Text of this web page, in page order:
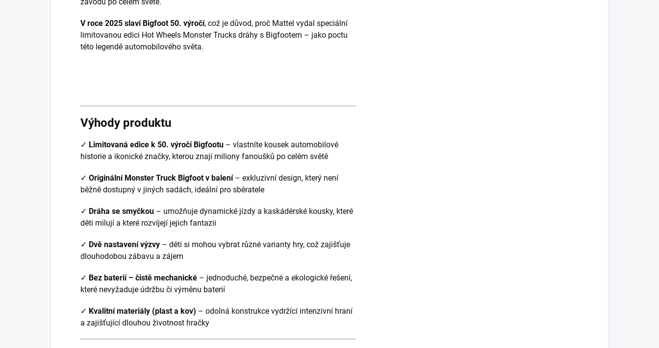
V roce 2025 slaví Bigfoot 50. výročí, což je důvod, proč Mattel vydal speciální
limitovanou edici Hot Wheels Monster Trucks dráhy s Bigfootem – jako poctu
této legendě automobilového světa.
Výhody produktu
✓ Limitovaná edice k 50. výročí Bigfootu – vlastníte kousek automobilové
historie a ikonické značky, kterou znají miliony fanoušků po celém světě
✓ Originální Monster Truck Bigfoot v balení – exkluzivní design, který není
běžně dostupný v jiných sadách, ideální pro sběratele
✓ Dráha se smyčkou – umožňuje dynamické jízdy a kaskádérské kousky, které
děti milují a které rozvíjejí jejich fantazii
✓ Dvě nastavení výzvy – děti si mohou vybrat různé varianty hry, což zajišťuje
dlouhodobou zábavu a zájem
✓ Bez baterií – čistě mechanické – jednoduché, bezpečné a ekologické řešení,
které nevyžaduje údržbu či výměnu baterií
✓ Kvalitní materiály (plast a kov) – odolná konstrukce vydržící intenzivní hraní
a zajišťující dlouhou životnost hračky